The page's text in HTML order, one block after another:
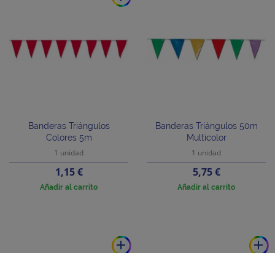
Banderas Triángulos
Colores 5m
1 unidad
Precio
1,15 €
Añadir al carrito
Banderas Triángulos 50m
Multicolor
1 unidad
Precio
5,75 €
Añadir al carrito
add add